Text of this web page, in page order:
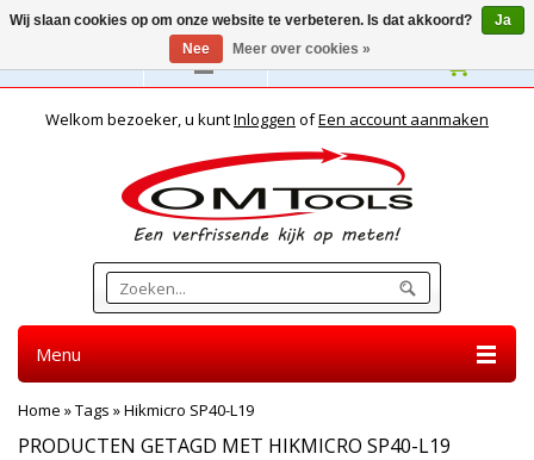
Nederlands
Welkom bezoeker, u kuntInloggen ofEen account aanmaken
Menu
Home »Tags »Hikmicro SP40-L19
PRODUCTEN GETAGD MET HIKMICRO SP40-L19
Wij slaan cookies op om onze website te verbeteren. Is dat akkoord?
Ja
Nee
Meer over cookies »